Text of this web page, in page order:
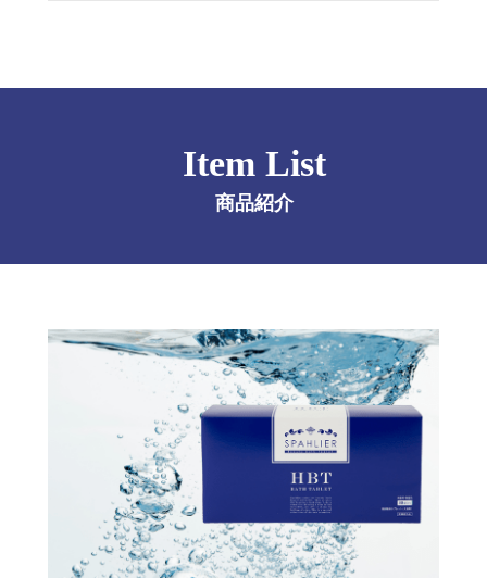
Item List
商品紹介